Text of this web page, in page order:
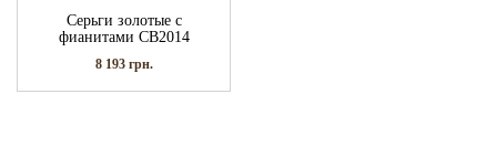
Серьги золотые с
фианитами СВ2014
8 193 грн.